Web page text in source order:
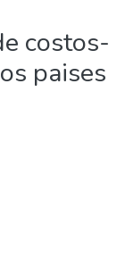
costos-
paises